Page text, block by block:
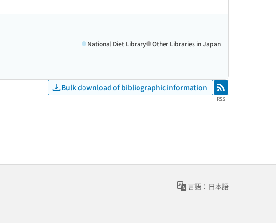
National Diet Library Other Libraries in Japan
Bulk download of bibliographic information RSS
RSS
言語：日本語